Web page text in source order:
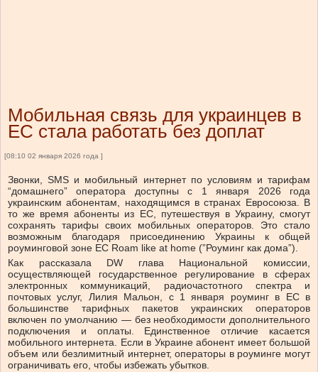
Мобильная связь для украинцев в
ЕС стала работать без доплат
[08:10 02 января 2026 года ]
Звонки, SMS и мобильный интернет по условиям и тарифам
“домашнего” оператора доступны с 1 января 2026 года
украинским абонентам, находящимся в странах Евросоюза. В
то же время абоненты из ЕС, путешествуя в Украину, смогут
сохранять тарифы своих мобильных операторов. Это стало
возможным благодаря присоединению Украины к общей
роуминговой зоне ЕС Roam like at home (”Роуминг как дома”).
Как рассказала DW глава Национальной комиссии,
осуществляющей государственное регулирование в сферах
электронных коммуникаций, радиочастотного спектра и
почтовых услуг, Лилия Мальон, с 1 января роуминг в ЕС в
большинстве тарифных пакетов украинских операторов
включен по умолчанию — без необходимости дополнительного
подключения и оплаты. Единственное отличие касается
мобильного интернета. Если в Украине абонент имеет большой
объем или безлимитный интернет, операторы в роуминге могут
ограничивать его, чтобы избежать убытков.